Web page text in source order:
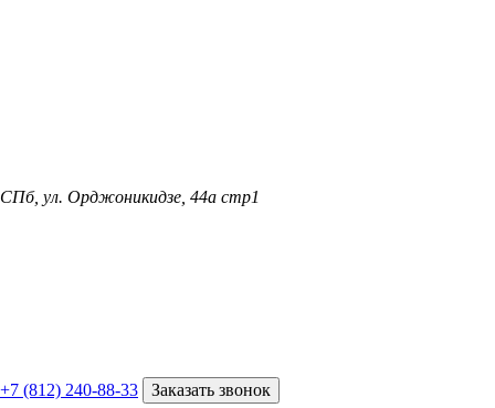
СПб, ул. Орджоникидзе, 44а стр1
+7 (812) 240-88-33 Заказать звонок